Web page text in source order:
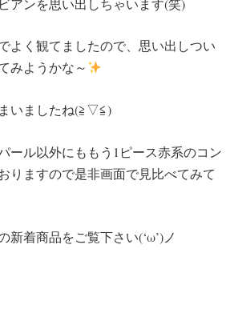
アンを思い出しちゃいます(笑)
よく観てましたので、思い出しつい
みようかな～
いましたね(≧▽≦)
ール以外にももう1ピース赤系のコン
りますので是非画面で見比べてみて
新着商品をご覧下さい(‘ω’)ノ